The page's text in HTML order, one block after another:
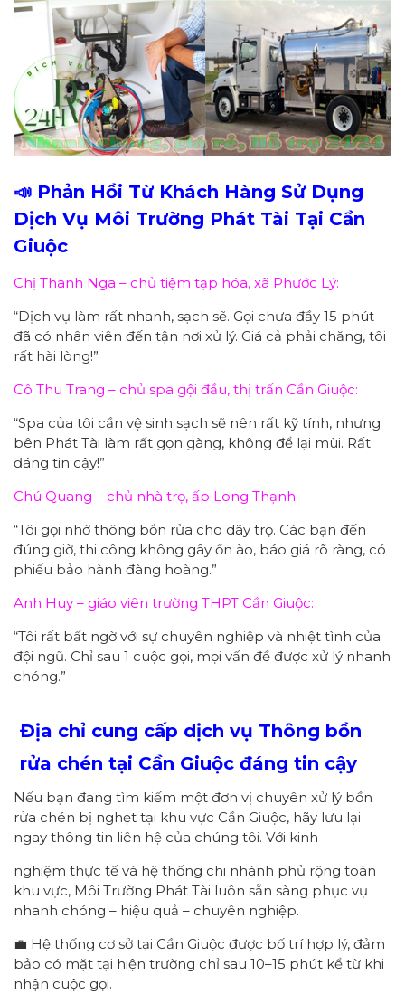
📣 Phản Hồi Từ Khách Hàng Sử Dụng
Dịch Vụ Môi Trường Phát Tài Tại Cần
Giuộc
Chị Thanh Nga – chủ tiệm tạp hóa, xã Phước Lý:
“Dịch vụ làm rất nhanh, sạch sẽ. Gọi chưa đầy 15 phút
đã có nhân viên đến tận nơi xử lý. Giá cả phải chăng, tôi
rất hài lòng!”
Cô Thu Trang – chủ spa gội đầu, thị trấn Cần Giuộc:
“Spa của tôi cần vệ sinh sạch sẽ nên rất kỹ tính, nhưng
bên Phát Tài làm rất gọn gàng, không để lại mùi. Rất
đáng tin cậy!”
Chú Quang – chủ nhà trọ, ấp Long Thạnh:
“Tôi gọi nhờ thông bồn rửa cho dãy trọ. Các bạn đến
đúng giờ, thi công không gây ồn ào, báo giá rõ ràng, có
phiếu bảo hành đàng hoàng.”
Anh Huy – giáo viên trường THPT Cần Giuộc:
“Tôi rất bất ngờ với sự chuyên nghiệp và nhiệt tình của
đội ngũ. Chỉ sau 1 cuộc gọi, mọi vấn đề được xử lý nhanh
chóng.”
Địa chỉ cung cấp dịch vụ Thông bồn
rửa chén tại Cần Giuộc đáng tin cậy
Nếu bạn đang tìm kiếm một đơn vị chuyên xử lý bồn
rửa chén bị nghẹt tại khu vực Cần Giuộc, hãy lưu lại
ngay thông tin liên hệ của chúng tôi. Với kinh
nghiệm thực tế và hệ thống chi nhánh phủ rộng toàn
khu vực, Môi Trường Phát Tài luôn sẵn sàng phục vụ
nhanh chóng – hiệu quả – chuyên nghiệp.
💼 Hệ thống cơ sở tại Cần Giuộc được bố trí hợp lý, đảm
bảo có mặt tại hiện trường chỉ sau 10–15 phút kể từ khi
nhận cuộc gọi.